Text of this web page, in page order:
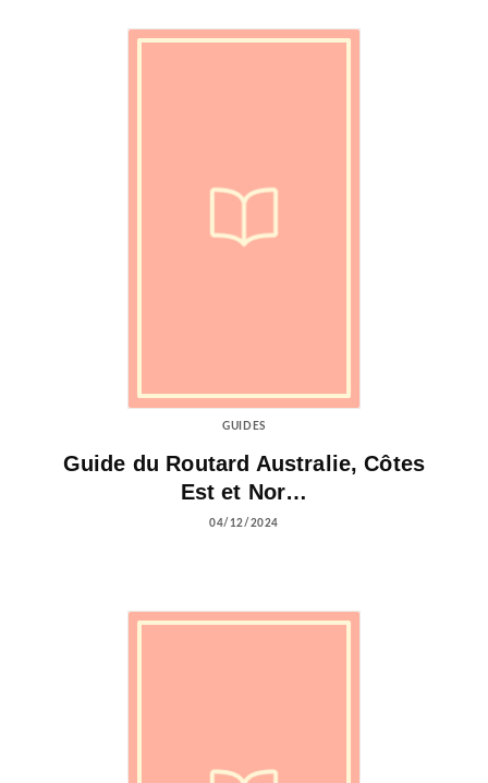
GUIDES
Guide du Routard Australie, Côtes
Est et Nor…
04/12/2024